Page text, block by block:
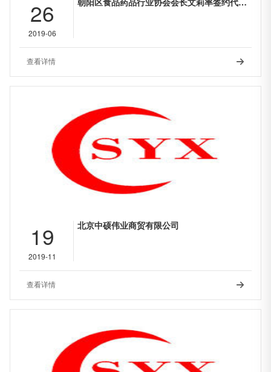
26
2019-06
查看详情 
19
2019-11
北京中硕伟业商贸有限公司
查看详情 